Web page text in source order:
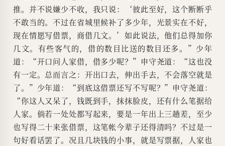
推。并不说嫌少不收，我只说：‘彼此至好，这个断断乎
不敢当的。不过在省城里候补了多少年，光景实在不好，
现在情愿写借票，商借几文。’如此说法，他们总得加你
几文。有些客气的，借的数目比送的数目还多。”少年
道：“开口问人家借，借多少呢？”申守尧道：“这也没
有一定。总而言之：开出口去，伸出手去，不会落空就是
了。”少年道：“到底这借票还写不写呢？”申守尧道：
“你这人又呆了，钱既到手，抹抹脸皮，还有什么笔据给
人家。倘若一处处都写起来，要是一年出上三趟差，至少
也写得二十来张借票，这笔帐今辈子还得清吗？不过是一
句好看话罢了。况且几块钱的小事，就是写票据，人家也